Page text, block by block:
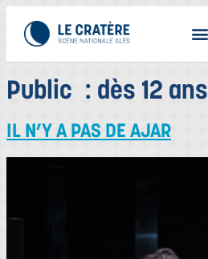
Public : dès 12 ans
IL N’Y A PAS DE AJAR